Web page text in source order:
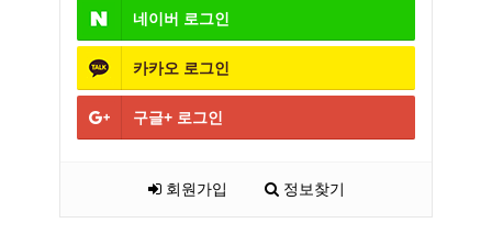
네이버 로그인
카카오 로그인
구글+ 로그인
회원가입 정보찾기